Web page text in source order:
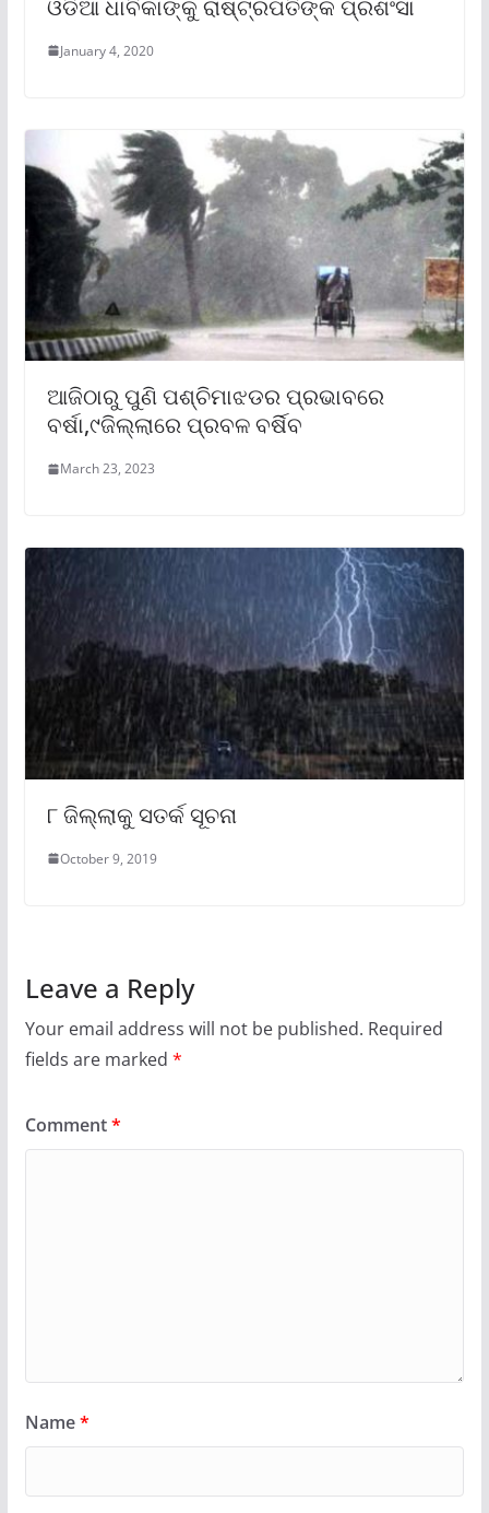
ଓଡିଆ ଧାବିକାଙ୍କୁ ରାଷ୍ଟ୍ରପତିଙ୍କ ପ୍ରଶଂସା
January 4, 2020
ଆଜିଠାରୁ ପୁଣି ପଶ୍ଚିମାଝଡର ପ୍ରଭାବରେ
ବର୍ଷା,୯ଜିଲ୍ଲାରେ ପ୍ରବଳ ବର୍ଷିବ
March 23, 2023
୮ ଜିଲ୍ଲାକୁ ସତର୍କ ସୂଚନା
October 9, 2019
Leave a Reply
Your email address will not be published. Required
fields are marked *
Comment*
Name*